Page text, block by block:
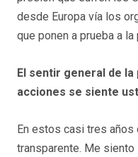
desde Europa vía los
que ponen a prueba a
El sentir general de
acciones se siente
En estos casi tres
transparente. Me